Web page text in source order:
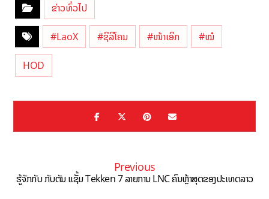
ຂ່າວທົ່ວໄປ
#LaoX #ຊິລິໂຄນ #ໜ້າເອິກ #ໝໍ
HOD
Previous
ຮູ້ຈັກກັບ ກັບຕັນ ແຊັ້ມ Tekken 7 ລາຍການ LNC ຄົນຫຼ້າສຸດຂອງປະເທດລາວ